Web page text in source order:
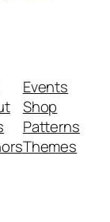
Events
Shop
Patterns
Themes